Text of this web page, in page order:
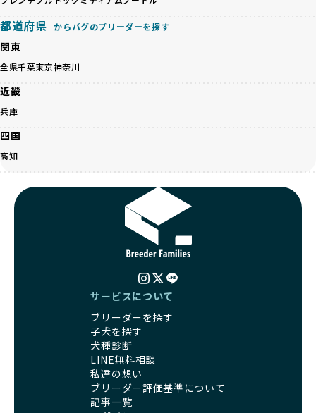
る社会の実現を目指しています。
さらに、売上の一部を保護団体や保護団体を支援する公益法
人へ寄付しています。多くのペット販売業者が、動物福祉へ
の取り組みが不十分であることを理由に寄付を断られる中、
BreederFamiliesはその姿勢が評価され、寄付が実現してい
ます。この活動により、保護が必要なワンちゃんの救済や保
護活動の支援にも貢献しています。
BreederFamiliesのこうした取り組みは、目の前の子犬だけ
でなく、すべてのワンちゃんに優しい未来を創るための大き
な一歩です。ユーザーの皆さんがBreederFamiliesを通じて
子犬をお迎えすることで、こうした社会貢献活動を間接的に
支えることができます。
BreederFamiliesに登録されているブリーダーは、子犬が心
身ともに健康に育つための環境づくりに全力を注いでいま
考えられた食事、子犬がのびのびと動ける適度な運動環境、
さらに獣医師と連携した健康管理まで徹底しています。
気で健康なスタートを切れることが大きな魅力です。
子犬の社会性は、家庭でのしつけをスムーズにする重要なポ
イントです。BreederFamiliesのブリーダーは、母犬や兄弟
犬、人との触れ合いの時間をしっかり確保し、子犬が自然に
コミュニケーション能力を身につけられるよう育てていま
近年、「小さくて可愛い」「珍しい毛色」という見た目の特
徴が人気を集め、高値で取引されることが多くなっていま
くありません。極小サイズは骨や心臓に負担がかかりやす
く、レアカラーには遺伝疾患のリスクが高まることがありま
営利優先ブリーダーは、このような流行や需要に応じて無理
な繁殖を行いがちです。小柄な母犬を繁殖に多用して体に負
ど、健康を犠牲にした管理がされることもあります。このよ
うな方法では、ワンちゃんの免疫力や体力が低下し、飼い主
にとっても将来的な医療費やケアの負担が増える恐れがあり
ます。
優良ブリーダーは、こうした流行に流されず、ワンちゃんの
健康を最優先に考えています。特に小さいワンちゃんやレア
カラーの子犬を販売する場合は、健康リスクを十分に理解
し、飼い主にそのリスクについて丁寧に説明しています。食
事管理もしっかり行い、成長に必要な栄養を確保するなど、
ワンちゃんの健康を第一にした繁殖を心がけています。
「見た目以上に健康重視」の詳細はこちら
引退犬とは、繁殖期を終えたワンちゃんたちのことを指しま
優良ブリーダーは、引退犬も家族の一員として、彼らの幸せ
を願っています。よって、引退後も自宅で飼育を続けるか、
信頼できる相手に譲渡するなど、ワンちゃんが幸せに暮らせ
るように配慮します。
一方、営利優先ブリーダーは引退犬を「コスト」として考
都道府県 からパグのブリーダーを探す
関東
全県千葉東京神奈川
近畿
兵庫
四国
高知
サービスについて
ブリーダーを探す
子犬を探す
犬種診断
LINE無料相談
私達の想い
ブリーダー評価基準について
記事一覧